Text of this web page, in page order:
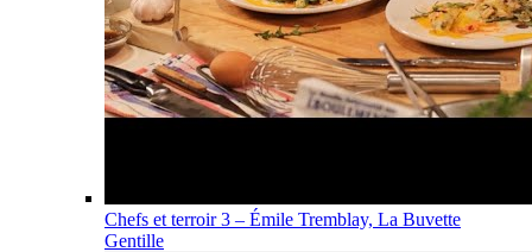
Chefs et terroir 3 – Émile Tremblay, La Buvette
Gentille